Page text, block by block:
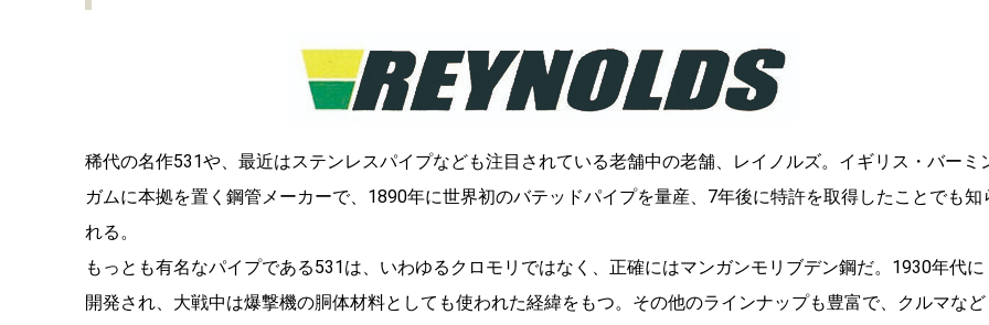
稀代の名作531や、最近はステンレスパイプなども注目されている老舗中の老舗、レイノルズ。イギリス・バーミ
ガムに本拠を置く鋼管メーカーで、1890年に世界初のバテッドパイプを量産、7年後に特許を取得したことでも知
れる。
もっとも有名なパイプである531は、いわゆるクロモリではなく、正確にはマンガンモリブデン鋼だ。1930年代に
開発され、大戦中は爆撃機の胴体材料としても使われた経緯をもつ。その他のラインナップも豊富で、クルマなど